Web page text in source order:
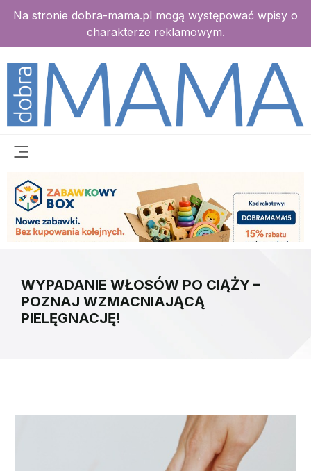
Na stronie dobra-mama.pl mogą występować wpisy o
charakterze reklamowym.
WYPADANIE WŁOSÓW PO CIĄŻY –
POZNAJ WZMACNIAJĄCĄ
PIELĘGNACJĘ!